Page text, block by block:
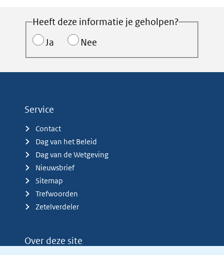
Heeft deze informatie je geholpen?
Ja
Nee
Service
Contact
Dag van het Beleid
Dag van de Wetgeving
Nieuwsbrief
Sitemap
Trefwoorden
Zetelverdeler
Over deze site